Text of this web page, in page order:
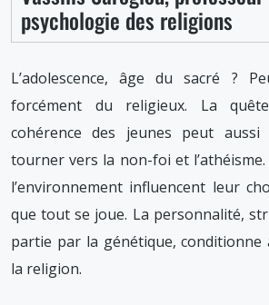
psychologie des religions
L’adolescence, âge du sacré ?
forcément du religieux. La
cohérence des jeunes peut
tourner vers la non-foi et l’athéisme.
l’environnement influencent leur
que tout se joue. La personnalité,
partie par la génétique, conditionne
la religion.